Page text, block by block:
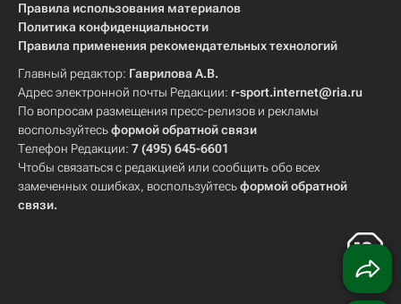
Правила использования материалов
Политика конфиденциальности
Правила применения рекомендательных технологий
Главный редактор: Гаврилова А.В.
Адрес электронной почты Редакции: r-sport.internet@ria.ru
По вопросам размещения пресс-релизов и рекламы
воспользуйтесьформой обратной связи
Телефон Редакции: 7 (495) 645-6601
Чтобы связаться с редакцией или сообщить обо всех
замеченных ошибках, воспользуйтесьформой обратной
связи.